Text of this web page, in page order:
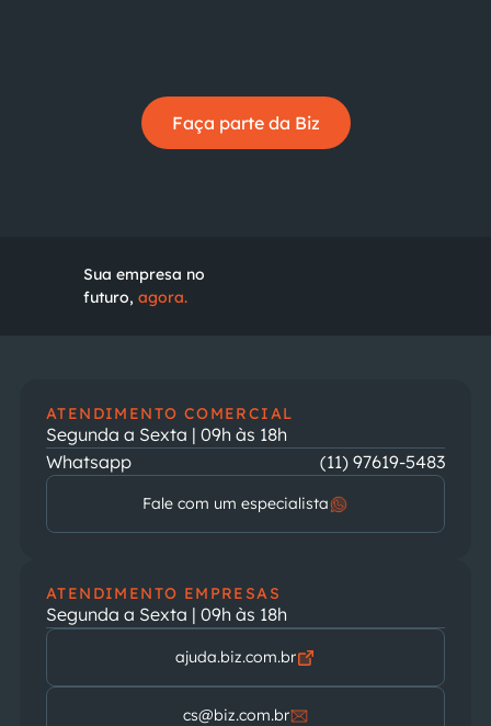
Faça parte da Biz
Sua empresa no
futuro, agora.
ATENDIMENTO COMERCIAL
Segunda a Sexta | 09h às 18h
Whatsapp
(11) 97619-5483
Fale com um especialista
ATENDIMENTO EMPRESAS
Segunda a Sexta | 09h às 18h
ajuda.biz.com.br
cs@biz.com.br